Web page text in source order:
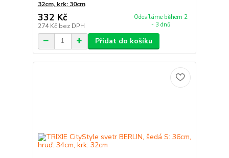
32cm, krk: 30cm
332 Kč
274 Kč bez DPH
Odesíláme během 2
- 3 dnů
Přidat do košíku